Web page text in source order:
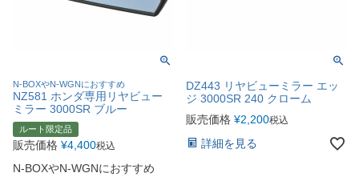
N-BOXやN-WGNにおすすめ
NZ581 ホンダ専用リヤビュー
ミラー 3000SR ブルー
ルート限定品
販売価格 ¥4,400税込
N-BOXやN-WGNにおすすめ
DZ443 リヤビューミラー エッ
ジ 3000SR 240 クローム
販売価格 ¥2,200税込
詳細を見る